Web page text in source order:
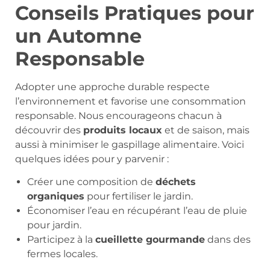
Conseils Pratiques pour
un Automne
Responsable
Adopter une approche durable respecte
l’environnement et favorise une consommation
responsable. Nous encourageons chacun à
découvrir des produits locaux et de saison, mais
aussi à minimiser le gaspillage alimentaire. Voici
quelques idées pour y parvenir :
Créer une composition de déchets
organiques pour fertiliser le jardin.
Économiser l’eau en récupérant l’eau de pluie
pour jardin.
Participez à la cueillette gourmande dans des
fermes locales.